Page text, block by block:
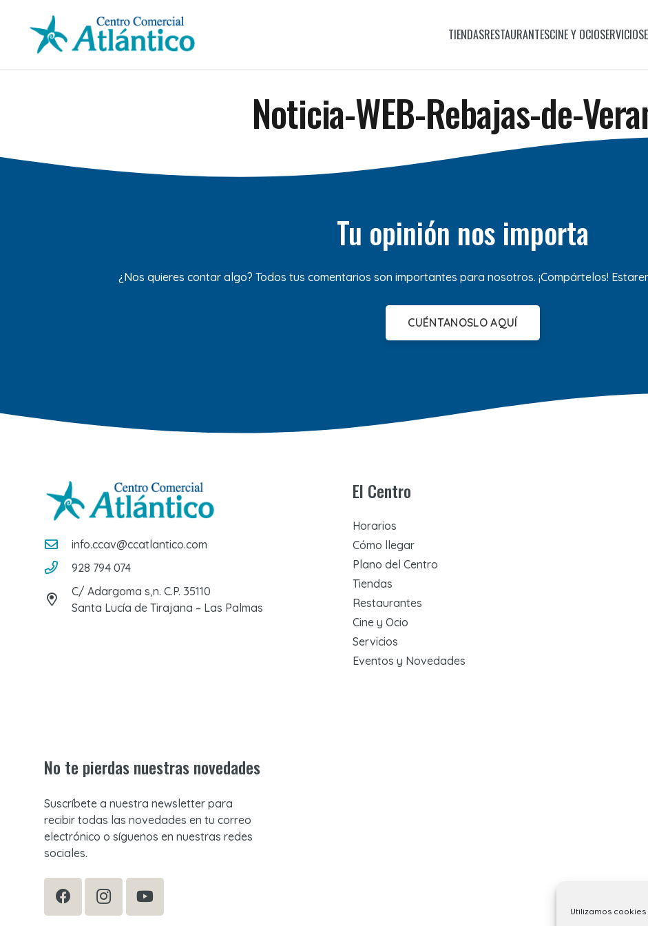
Utilizamos
TIENDASRESTAURANTESCINE Y OCIOSERVICIOS
Noticia-WEB-Rebajas-de-
Tu opinión nos importa
¿Nos quieres contar algo? Todos tus comentarios son importantes para nosotros. ¡Compártelos!
CUÉNTANOSLO AQUÍ
info.ccav@ccatlantico.com
928 794 074
C/ Adargoma s,n. C.P. 35110
Santa Lucía de Tirajana – Las Palmas
El Centro
Horarios
Cómo llegar
Plano del Centro
Tiendas
Restaurantes
Cine y Ocio
Servicios
Eventos y Novedades
No te pierdas nuestras novedades
Suscríbete a nuestra newsletter para
recibir todas las novedades en tu correo
electrónico o síguenos en nuestras redes
sociales.